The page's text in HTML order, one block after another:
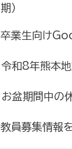
期）
卒業生向け
令和8年熊本
お盆期間中の
教員募集情報を